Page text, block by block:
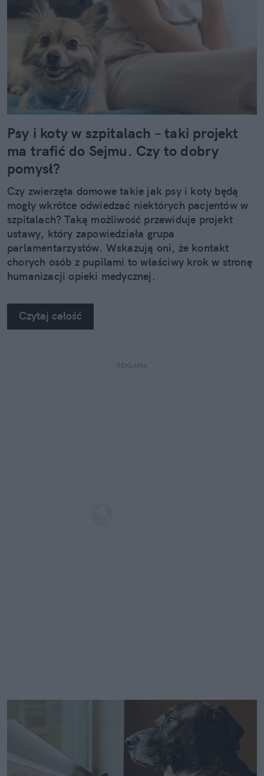
Psy i koty w szpitalach – taki projekt
ma trafić do Sejmu. Czy to dobry
pomysł?
Czy zwierzęta domowe takie jak psy i koty będą
mogły wkrótce odwiedzać niektórych pacjentów w
szpitalach? Taką możliwość przewiduje projekt
ustawy, który zapowiedziała grupa
parlamentarzystów. Wskazują oni, że kontakt
chorych osób z pupilami to właściwy krok w stronę
humanizacji opieki medycznej.
Czytaj całość
REKLAMA